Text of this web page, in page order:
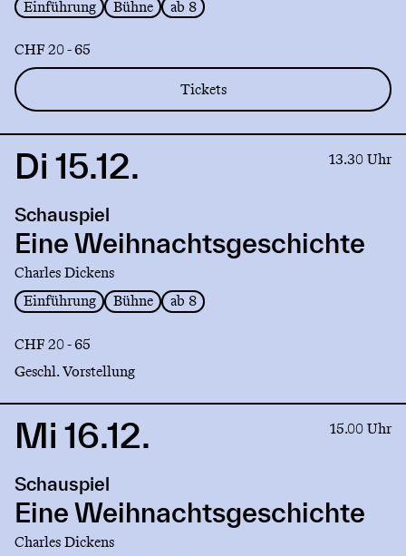
Einführung Bühne ab 8
CHF 20 - 65
Tickets
Link
Eine
Weihnachtsgeschichte
Di 15.12. 13.30 Uhr
Schauspiel
Eine Weihnachtsgeschichte
Charles Dickens
Einführung
Bühne ab 8
CHF 20 - 65
Geschl. Vorstellung
Link
Eine
Weihnachtsgeschichte
Mi 16.12. 15.00 Uhr
Schauspiel
Eine Weihnachtsgeschichte
Charles Dickens